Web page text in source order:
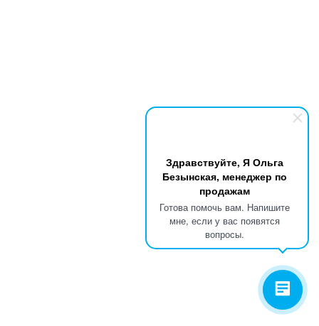
Здравствуйте, Я Ольга
Безынская, менеджер по
продажам
Готова помочь вам. Напишите
мне, если у вас появятся
вопросы.